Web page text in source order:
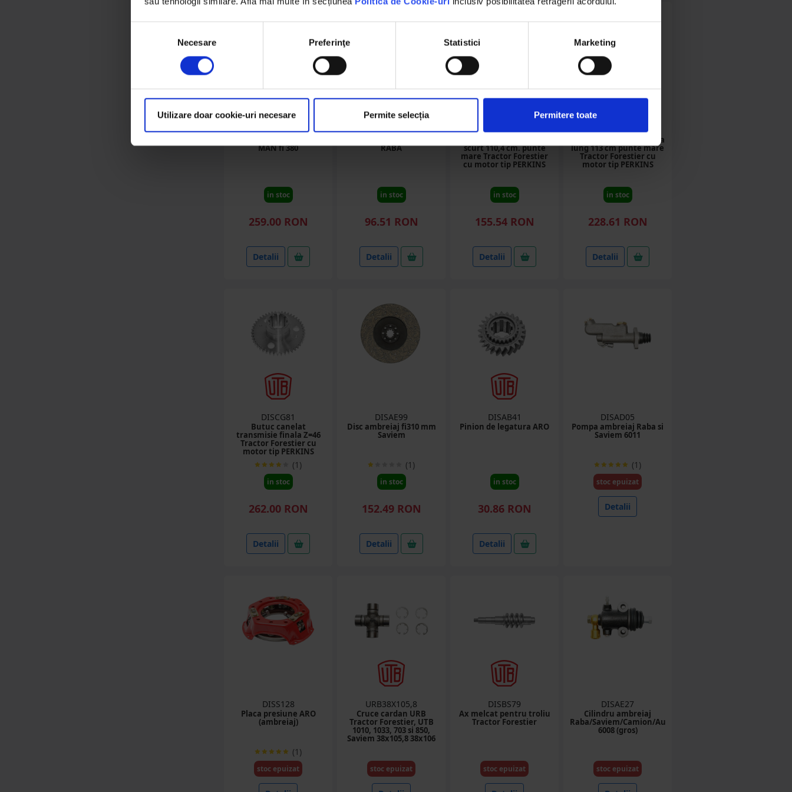
consimțământului
Necesare Preferinţe Statistici Marketing
Utilizare doar cookie-uri necesare Permite selecția Permitere toate
DISAF01
MAN fi 380
in stoc
259.00 RON
Detalii
DISQ50
RABA
in stoc
96.51 RON
Detalii
DISCG09
scurt 110,4 cm. punte
mare Tractor Forestier
cu motor tip PERKINS
in stoc
155.54 RON
Detalii
DISCG08
Arbore planetar dreapta
lung 113 cm punte mare
Tractor Forestier cu
motor tip PERKINS
in stoc
228.61 RON
Detalii
DISCG81
Butuc canelat
transmisie finala Z=46
Tractor Forestier cu
motor tip PERKINS
(1)
in stoc
262.00 RON
Detalii
DISAE99
Disc ambreiaj fi310 mm
Saviem
(1)
in stoc
152.49 RON
Detalii
DISAB41
Pinion de legatura ARO
in stoc
30.86 RON
Detalii
DISAD05
Pompa ambreiaj Raba si
Saviem 6011
(1)
stoc epuizat
Detalii
DISS128
Placa presiune ARO
(ambreiaj)
(1)
stoc epuizat
URB38X105,8
Cruce cardan URB
Tractor Forestier, UTB
1010, 1033, 703 si 850,
Saviem 38x105,8 38x106
stoc epuizat
DISBS79
Ax melcat pentru troliu
Tractor Forestier
stoc epuizat
DISAE27
Cilindru ambreiaj
Raba/Saviem/Camion/Autobuz
6008 (gros)
stoc epuizat